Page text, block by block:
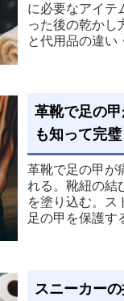
に必要なアイテ
った後の乾かし
と代用品の違い
革靴で足の
も知って完璧
革靴で足の甲が
れる。靴紐の結
を塗り込む。ス
足の甲を保護す
スニーカー